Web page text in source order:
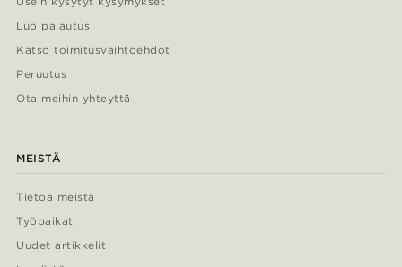
Luo palautus
Katso toimitusvaihtoehdot
Peruutus
Ota meihin yhteyttä
MEISTÄ
Tietoa meistä
Työpaikat
Uudet artikkelit